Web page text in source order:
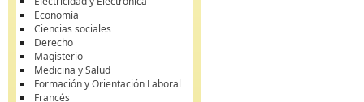
Economía
Ciencias sociales
Derecho
Magisterio
Medicina y Salud
Formación y Orientación Laboral
Francés